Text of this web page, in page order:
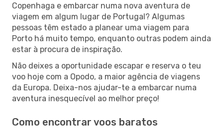
Copenhaga e embarcar numa nova aventura de
viagem em algum lugar de Portugal? Algumas
pessoas têm estado a planear uma viagem para
Porto há muito tempo, enquanto outras podem ainda
estar à procura de inspiração.
Não deixes a oportunidade escapar e reserva o teu
voo hoje com a Opodo, a maior agência de viagens
da Europa. Deixa-nos ajudar-te a embarcar numa
aventura inesquecível ao melhor preço!
Como encontrar voos baratos